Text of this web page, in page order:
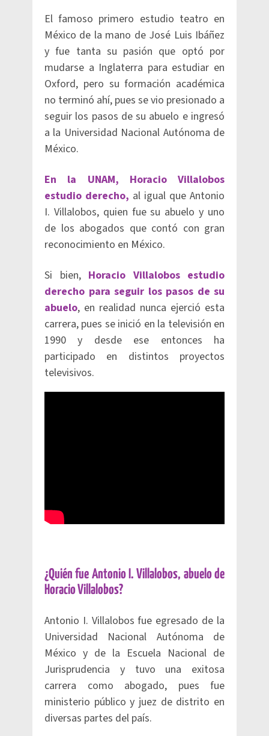
El famoso primero estudio teatro en
México de la mano de José Luis Ibáñez
y fue tanta su pasión que optó por
mudarse a Inglaterra para estudiar en
Oxford, pero su formación académica
no terminó ahí, pues se vio presionado a
seguir los pasos de su abuelo e ingresó
a la Universidad Nacional Autónoma de
México.
En la UNAM, Horacio Villalobos
estudio derecho, al igual que Antonio
I. Villalobos, quien fue su abuelo y uno
de los abogados que contó con gran
reconocimiento en México.
Si bien, Horacio Villalobos estudio
derecho para seguir los pasos de su
abuelo, en realidad nunca ejerció esta
carrera, pues se inició en la televisión en
1990 y desde ese entonces ha
participado en distintos proyectos
televisivos.
¿Quién fue Antonio I. Villalobos, abuelo de
Horacio Villalobos?
Antonio I. Villalobos fue egresado de la
Universidad Nacional Autónoma de
México y de la Escuela Nacional de
Jurisprudencia y tuvo una exitosa
carrera como abogado, pues fue
ministerio público y juez de distrito en
diversas partes del país.